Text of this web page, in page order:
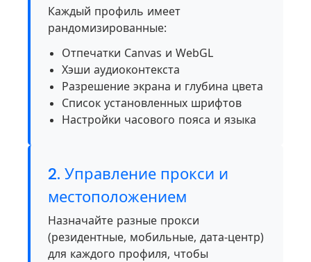
Каждый профиль имеет
рандомизированные:
Отпечатки Canvas и WebGL
Хэши аудиоконтекста
Разрешение экрана и глубина цвета
Список установленных шрифтов
Настройки часового пояса и языка
2. Управление прокси и
местоположением
Назначайте разные прокси
(резидентные, мобильные, дата-центр)
для каждого профиля, чтобы